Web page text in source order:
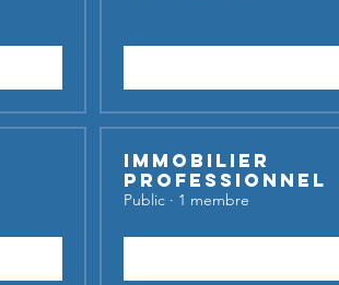
Immobilier
Professionnel
Public · 1 membre